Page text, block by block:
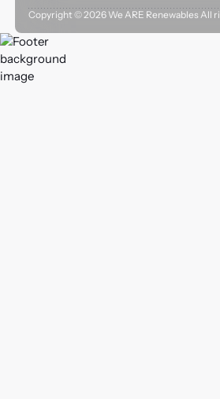
Copyright ©2026We ARE Renewables All